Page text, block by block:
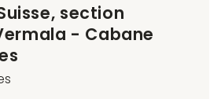
section
- Cabane